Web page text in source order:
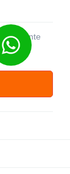
mediante